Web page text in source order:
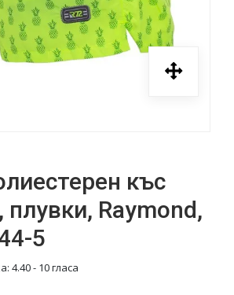
къс
плувки, Raymond,
5
4.40- 10гласа